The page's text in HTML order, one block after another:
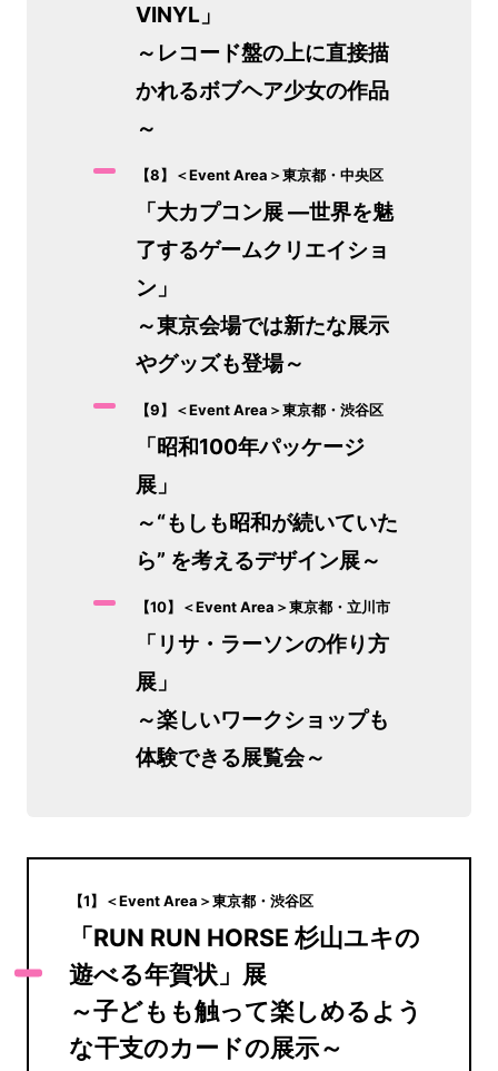
VINYL」
～レコード盤の上に直接描
かれるボブヘア少女の作品
～
【8】＜Event Area＞東京都・中央区
「大カプコン展 ―世界を魅
了するゲームクリエイショ
ン」
～東京会場では新たな展示
やグッズも登場～
【9】＜Event Area＞東京都・渋谷区
「昭和100年パッケージ
展」
～“もしも昭和が続いていた
ら” を考えるデザイン展～
【10】＜Event Area＞東京都・立川市
「リサ・ラーソンの作り方
展」
～楽しいワークショップも
体験できる展覧会～
【1】＜Event Area＞東京都・渋谷区
「RUN RUN HORSE 杉山ユキの
遊べる年賀状」展
～子どもも触って楽しめるよう
な干支のカードの展示～